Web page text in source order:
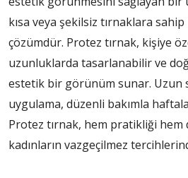
kısa veya şekilsiz tırnaklara
çözümdür. Protez tırnak, kişiye
uzunluklarda tasarlanabilir ve
estetik bir görünüm sunar. Uzun
uygulama, düzenli bakımla
Protez tırnak, hem pratikliği hem
kadınların vazgeçilmez